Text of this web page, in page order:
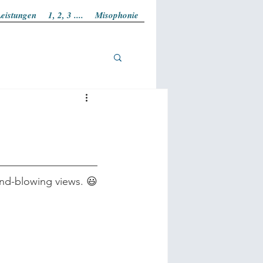
1, 2, 3 .... Misophonie
blowing views. 😃